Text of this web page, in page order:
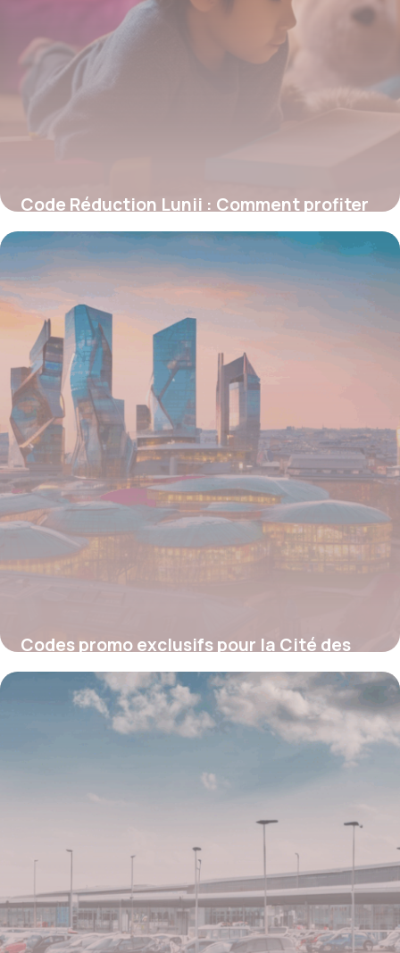
Code Réduction Lunii : Comment profiter
des meilleures offres sur la fabrique
d’histoires audio
5 janvier 2026
Codes promo exclusifs pour la Cité des
Sciences : Économisez sur vos sorties
culturelles